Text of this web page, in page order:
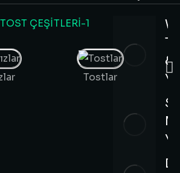
&
TOST ÇEŞITLERI-1
Tostlar